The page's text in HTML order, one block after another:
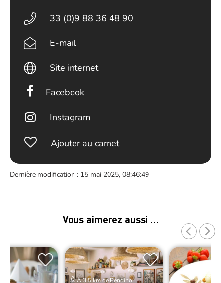
33 (0)9 88 36 48 90
E-mail
Site internet
Facebook
Instagram
Ajouter au carnet
Dernière modification : 15 mai 2025, 08:46:49
Vous aimerez aussi …
À 3.5 km de Pendino